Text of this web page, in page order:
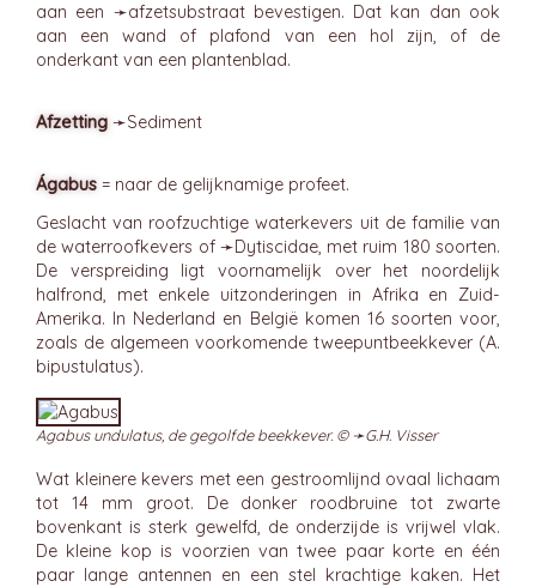
aan een ➛afzetsubstraatbevestigen. Dat kan dan ook
aan een wand of plafond van een hol zijn, of de
onderkant van een plantenblad.
Afzetting ➛Sediment
Ágabus = naar de gelijknamige profeet.
Geslacht van roofzuchtige waterkevers uit de familie van
de waterroofkevers of ➛Dytiscidae, met ruim 180 soorten.
De verspreiding ligt voornamelijk over het noordelijk
halfrond, met enkele uitzonderingen in Afrika en Zuid-
Amerika. In Nederland en België komen 16 soorten voor,
zoals de algemeen voorkomende tweepuntbeekkever (A.
bipustulatus).
Agabus undulatus, de gegolfde beekkever. © ➛G.H. Visser
Wat kleinere kevers met een gestroomlijnd ovaal lichaam
tot 14 mm groot. De donker roodbruine tot zwarte
bovenkant is sterk gewelfd, de onderzijde is vrijwel vlak.
De kleine kop is voorzien van twee paar korte en één
paar lange antennen en een stel krachtige kaken. Het